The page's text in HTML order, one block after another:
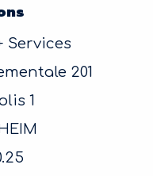
Services
201
1